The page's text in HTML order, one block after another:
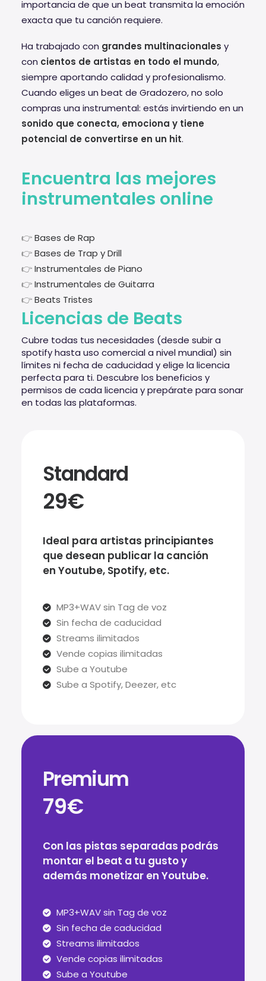
importancia de que un beat transmita la emoción
exacta que tu canción requiere.
Ha trabajado con grandes multinacionales y
con cientos de artistas en todo el mundo,
siempre aportando calidad y profesionalismo.
Cuando eliges un beat de Gradozero, no solo
compras una instrumental: estás invirtiendo en un
sonido que conecta, emociona y tiene
potencial de convertirse en un hit.
Encuentra las mejores
instrumentales online
👉Bases de Rap
👉Bases de Trap y Drill
👉Instrumentales de Piano
👉Instrumentales de Guitarra
👉Beats Tristes
Licencias de Beats
Cubre todas tus necesidades (desde subir a
spotify hasta uso comercial a nivel mundial) sin
límites ni fecha de caducidad y elige la licencia
perfecta para ti. Descubre los beneficios y
permisos de cada licencia y prepárate para sonar
en todas las plataformas.
Standard
29€
Ideal para artistas principiantes
que desean publicar la canción
en Youtube, Spotify, etc.
MP3+WAV sin Tag de voz
Sin fecha de caducidad
Streams ilimitados
Vende copias ilimitadas
Sube a Youtube
Sube a Spotify, Deezer, etc
Premium
79€
Con las pistas separadas podrás
montar el beat a tu gusto y
además monetizar en Youtube.
MP3+WAV sin Tag de voz
Sin fecha de caducidad
Streams ilimitados
Vende copias ilimitadas
Sube a Youtube